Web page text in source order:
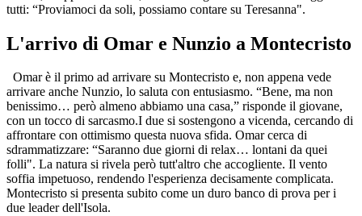
tutti: “Proviamoci da soli, possiamo contare su Teresanna".
L'arrivo di Omar e Nunzio a Montecristo
Omar è il primo ad arrivare su Montecristo e, non appena vede
arrivare anche Nunzio, lo saluta con entusiasmo. “Bene, ma non
benissimo… però almeno abbiamo una casa,” risponde il giovane,
con un tocco di sarcasmo.I due si sostengono a vicenda, cercando di
affrontare con ottimismo questa nuova sfida. Omar cerca di
sdrammatizzare: “Saranno due giorni di relax… lontani da quei
folli". La natura si rivela però tutt'altro che accogliente. Il vento
soffia impetuoso, rendendo l'esperienza decisamente complicata.
Montecristo si presenta subito come un duro banco di prova per i
due leader dell'Isola.